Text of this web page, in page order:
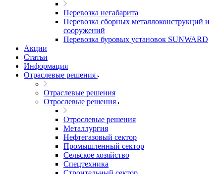
Перевозка негабарита
Перевозка сборных металлоконструкций и
сооружений
Перевозка буровых установок SUNWARD
Акции
Статьи
Информация
Отраслевые решения
Отраслевые решения
Отрослевые решения
Отрослевые решения
Металлургия
Нефтегазовый сектор
Промышленный сектор
Сельское хозяйство
Спецтехника